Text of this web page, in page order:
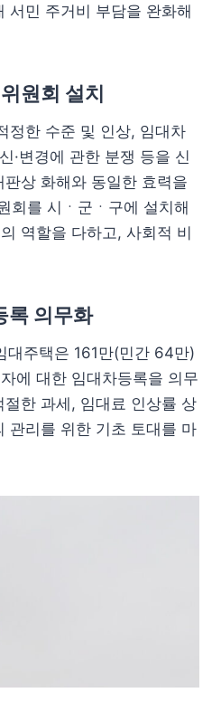
서민 주거비 부담을 완화해
원회 설치
정한 수준 및 인상, 임대차
·변경에 관한 분쟁 등을 신
상 화해와 동일한 효력을
회를 시ㆍ군ㆍ구에 설치해
역할을 다하고, 사회적 비
록 의무화
대주택은 161만(민간 64만)
에 대한 임대차등록을 의무
한 과세, 임대료 인상률 상
관리를 위한 기초 토대를 마